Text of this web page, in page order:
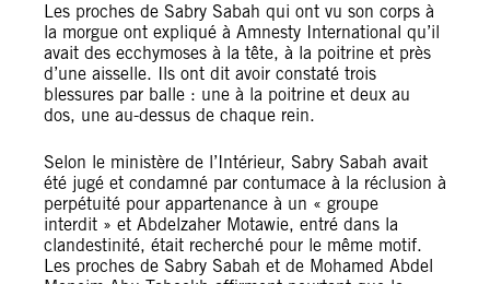
Les proches de Sabry Sabah qui ont vu son corps à
la morgue ont expliqué à Amnesty International qu’il
avait des ecchymoses à la tête, à la poitrine et près
d’une aisselle. Ils ont dit avoir constaté trois
blessures par balle : une à la poitrine et deux au
dos, une au-dessus de chaque rein.
Selon le ministère de l’Intérieur, Sabry Sabah avait
été jugé et condamné par contumace à la réclusion à
perpétuité pour appartenance à un « groupe
interdit » et Abdelzaher Motawie, entré dans la
clandestinité, était recherché pour le même motif.
Les proches de Sabry Sabah et de Mohamed Abdel